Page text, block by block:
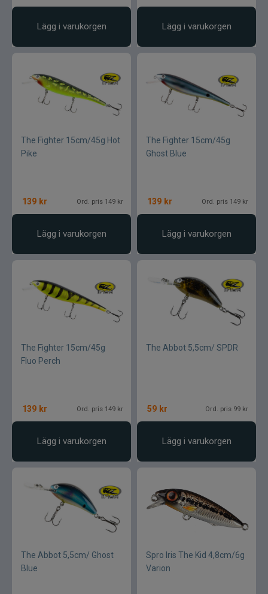
Lägg i varukorgen Lägg i varukorgen
The Fighter 15cm/45g Hot
Pike
139 kr Ord. pris 149 kr
Lägg i varukorgen
The Fighter 15cm/45g
Ghost Blue
139 kr Ord. pris 149 kr
Lägg i varukorgen
The Fighter 15cm/45g
Fluo Perch
139 kr Ord. pris 149 kr
Lägg i varukorgen
The Abbot 5,5cm/ SPDR
59 kr Ord. pris 99 kr
Lägg i varukorgen
The Abbot 5,5cm/ Ghost
Blue
Spro Iris The Kid 4,8cm/6g
Varion